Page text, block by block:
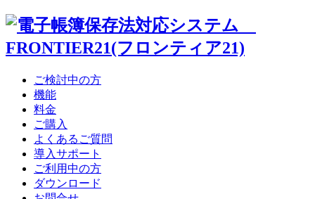
ご検討中の方
機能
ドスト 管理サイト
オプション機能
料金
ご購入
よくあるご質問
導入サポート
ご利用中の方
ダウンロード